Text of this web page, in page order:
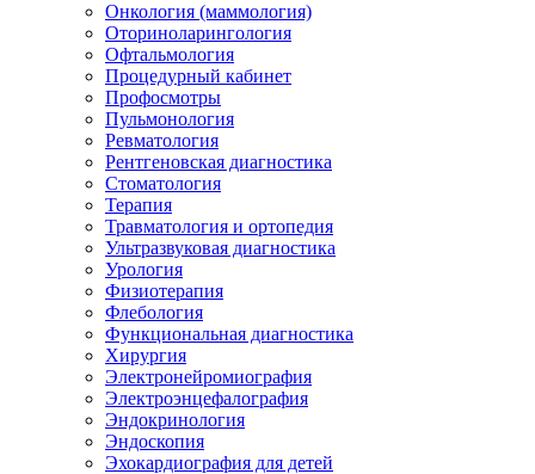
Онкология (маммология)
Оториноларингология
Офтальмология
Процедурный кабинет
Профосмотры
Пульмонология
Ревматология
Рентгеновская диагностика
Стоматология
Терапия
Травматология и ортопедия
Ультразвуковая диагностика
Урология
Физиотерапия
Флебология
Функциональная диагностика
Хирургия
Электронейромиография
Электроэнцефалография
Эндокринология
Эндоскопия
Эхокардиография для детей